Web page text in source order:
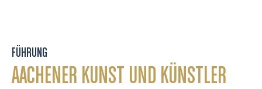
FÜHRUNG
AACHENER KUNST UND KÜNSTLER